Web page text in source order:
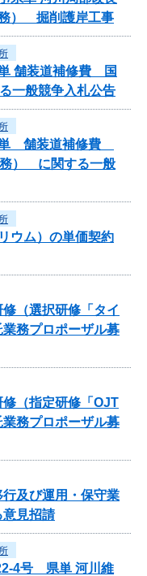
） 掘削護岸工事
単 舗装道補修費 国
一般競争入札公告
単 舗装道補修費
） に関する一般
ウム）の単価契約
修（選択研修「タイ
務プロポーザル募
修（指定研修「OJT
務プロポーザル募
及び運用・保守業
意見招請
4号 県単 河川維